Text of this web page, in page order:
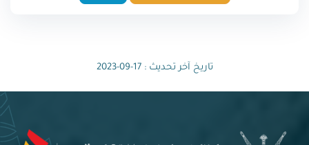
تاريخ آخر تحديث : 17-09-2023